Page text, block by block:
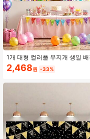
1개 대형 컬러풀 무지개 생일 배
너, 실내/실외 파티 깃발, 생일
일 용품, 파티 장식, 파티 용품
2,468원 -33%